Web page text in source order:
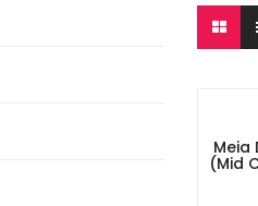
Meia
(Mid